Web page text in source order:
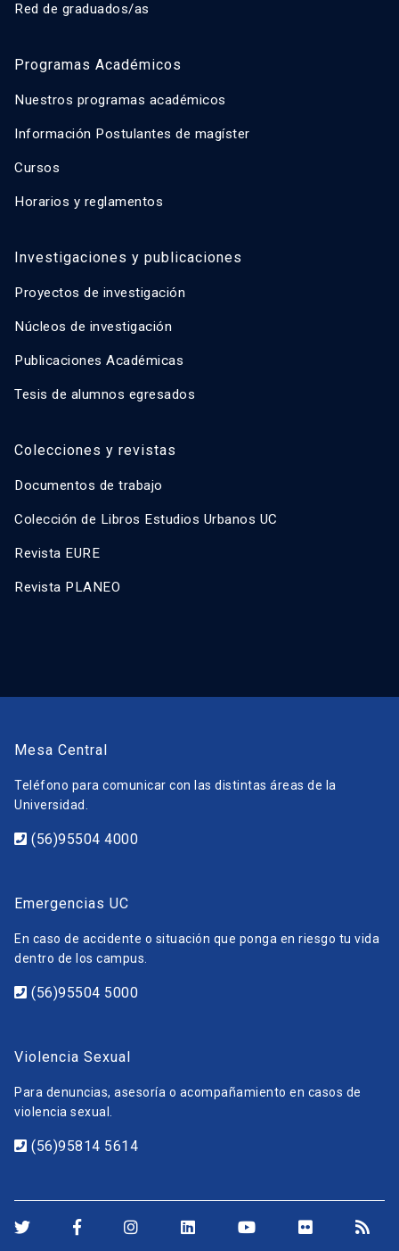
Red de graduados/as
Programas Académicos
Nuestros programas académicos
Información Postulantes de magíster
Cursos
Horarios y reglamentos
Investigaciones y publicaciones
Proyectos de investigación
Núcleos de investigación
Publicaciones Académicas
Tesis de alumnos egresados
Colecciones y revistas
Documentos de trabajo
Colección de Libros Estudios Urbanos UC
Revista EURE
Revista PLANEO
Mesa Central
Teléfono para comunicar con las distintas áreas de la
Universidad.
(56)95504 4000
Emergencias UC
En caso de accidente o situación que ponga en riesgo tu vida
dentro de los campus.
(56)95504 5000
Violencia Sexual
Para denuncias, asesoría o acompañamiento en casos de
violencia sexual.
(56)95814 5614